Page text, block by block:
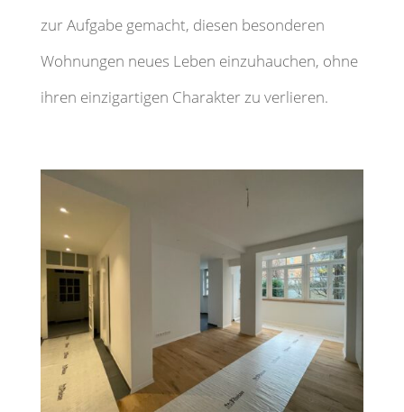
zur Aufgabe gemacht, diesen besonderen
Wohnungen neues Leben einzuhauchen, ohne
ihren einzigartigen Charakter zu verlieren.